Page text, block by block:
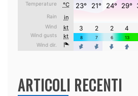
ARTICOLI RECENTI